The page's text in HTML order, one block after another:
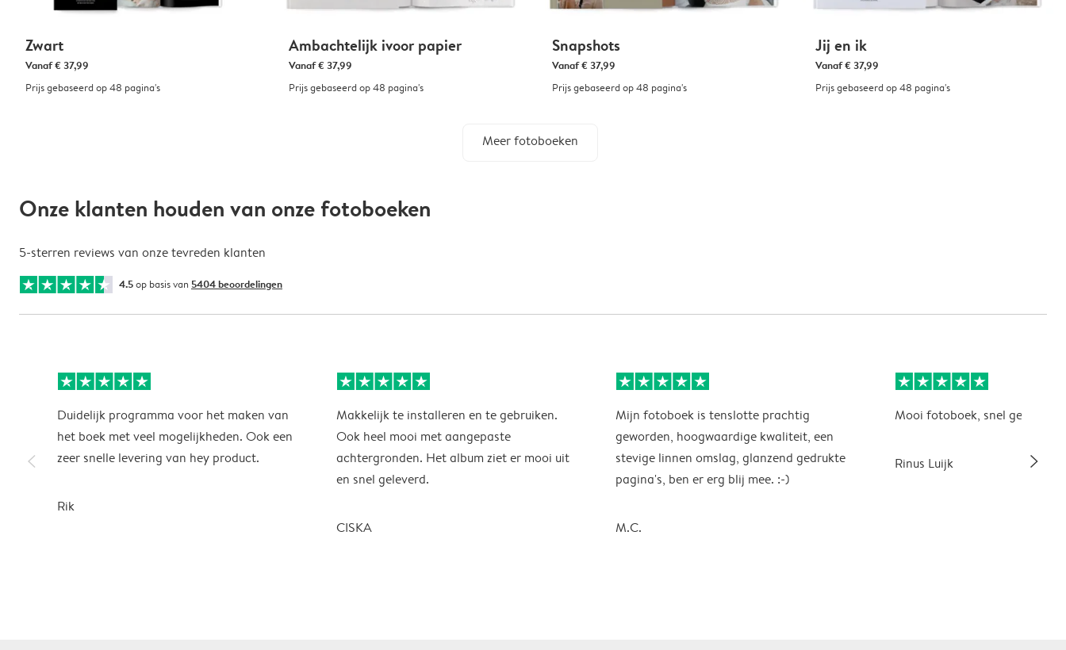
Zwart
Vanaf€ 37,99
Prijs gebaseerd op 48 pagina's
Ambachtelijk ivoor papier
Vanaf€ 37,99
Prijs gebaseerd op 48 pagina's
Snapshots
Vanaf€ 37,99
Prijs gebaseerd op 48 pagina's
Jij en ik
Vanaf€ 37,99
Prijs gebaseerd op 48 pagina's
Meer fotoboeken
Onze klanten houden van onze fotoboeken
5-sterren reviews van onze tevreden klanten
4.5op basis van 5404 beoordelingen
slim_arrow_left
Duidelijk programma voor het maken van
het boek met veel mogelijkheden. Ook een
zeer snelle levering van hey product.
Rik
Makkelijk te installeren en te gebruiken.
Ook heel mooi met aangepaste
achtergronden. Het album ziet er mooi uit
en snel geleverd.
CISKA
Mijn fotoboek is tenslotte prachtig
geworden, hoogwaardige kwaliteit, een
stevige linnen omslag, glanzend gedrukte
pagina's, ben er erg blij mee. :-)
M.C.
Mooi fotoboek, snel geleverd.
Rinus Luijk slim_arrow_right